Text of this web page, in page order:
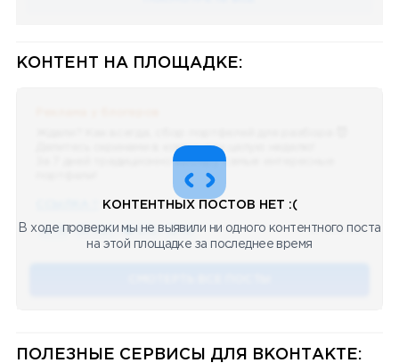
КОНТЕНТ НА ПЛОЩАДКЕ:
Делитесь скринами в комментах целую неделю!
За 7 дней традиционно выберу самые интересные
🔥 75 👍🏻 487 ❤️ 875 🥴 19 12.4k 12:45
КОНТЕНТНЫХ ПОСТОВ НЕТ :(
В ходе проверки мы не выявили ни одного контентного поста
на этой площадке за последнее время
ПОЛЕЗНЫЕ СЕРВИСЫ ДЛЯ ВКОНТАКТЕ: